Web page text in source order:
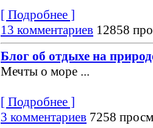
[ Подробнее ]
13 комментариев 12858
Блог об отдыхе на
Мечты о море ...
[ Подробнее ]
3 комментариев 7258